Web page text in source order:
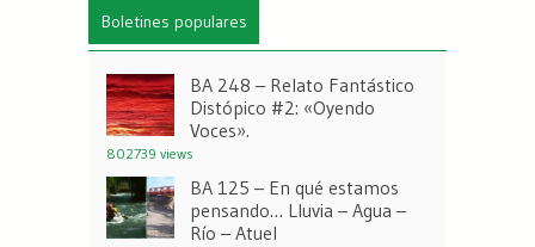
Boletines populares
BA 248 – Relato Fantástico
Distópico #2: «Oyendo
Voces».
802739 views
BA 125 – En qué estamos
pensando… Lluvia – Agua –
Río – Atuel